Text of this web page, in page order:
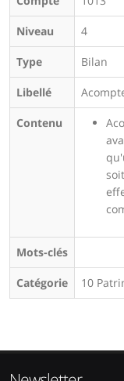
Niveau 4
Type Bilan
Libellé
Contenu
Mots-clés
Catégorie 10